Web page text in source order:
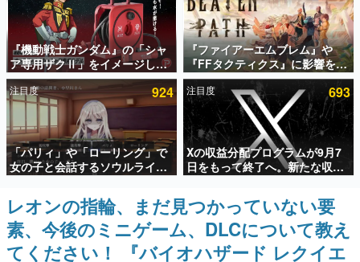
電ファミのいま読まれている記事ランキング
アプリセール情報
インタビュー
連載・特集一覧
殿堂入り記事
SNS拡散数が数千以上！ ページビュー数万以上！ などな
ど。多くの人々に読まれた、電ファミ渾身の“殿堂入り”記
事をまとめました。
ゲームの企画書
名作ゲームクリエイターの方々に製作時のエピソードをお
聞きし、ヒットする企画（ゲーム）とは何か？を探ってい
きます。
『機動戦士ガンダム』の「シャ
ア専用ザクⅡ」をイメージした
散水ホースリールが予約開始。
本体にはシャアのパーソナルマ
ークやジオン公国軍のエンブレ
ム、型式番号などを配置
『ファイアーエムブレム』や
『FFタクティクス』に影響を受
けた新作戦略RPG『Beaten
Path』2027年に発売へ。
PC（Steam）、PS5、Xbox、
Switch向けにリリース予定
注目度 924
「パリィ」や「ローリング」で
女の子と会話するソウルライク
恋愛ゲーム『小早川さんはソウ
ルライク』無料公開。返事に失
敗すると「YOU DIED」
注目度 693
Xの収益分配プログラムが9月7
日をもって終了へ。新たな収益
化制度「Original Content
Rewards Program」を発表
レオンの指輪、まだ見つかっていない要
素、今後のミニゲーム、DLCについて教え
てください！ 『バイオハザード レクイエ